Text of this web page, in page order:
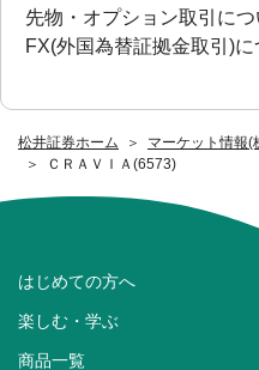
松井証券ホーム
マーケット情報(
ＣＲＡＶＩＡ(6573)
先物・オプション取引につ
FX(外国為替証拠金取引)に
はじめての方へ
楽しむ・学ぶ
商品一覧